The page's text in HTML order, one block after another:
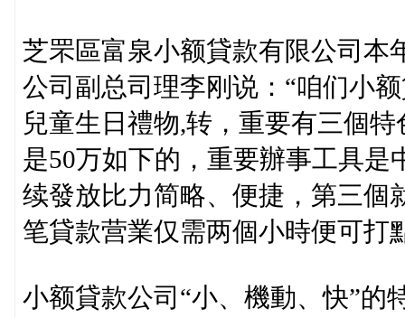
芝罘區富泉小额貸款有限公司本
公司副总司理李刚说：“咱们小
兒童生日禮物,转，重要有三個
是50万如下的，重要辦事工具
续發放比力简略、便捷，第三個
笔貸款营業仅需两個小時便可打
小额貸款公司“小、機動、快”的